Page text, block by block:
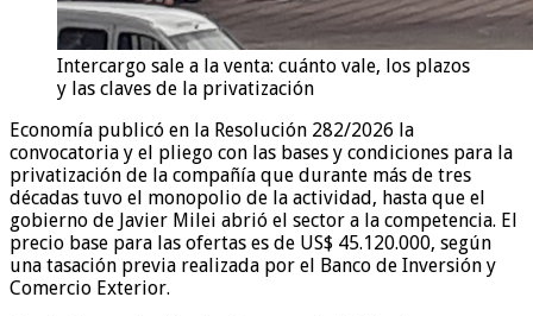
Intercargo sale a la venta: cuánto vale, los plazos
y las claves de la privatización
Economía publicó en la Resolución 282/2026 la
convocatoria y el pliego con las bases y condiciones para la
privatización de la compañía que durante más de tres
décadas tuvo el monopolio de la actividad, hasta que el
gobierno de Javier Milei abrió el sector a la competencia. El
precio base para las ofertas es de US$ 45.120.000, según
una tasación previa realizada por el Banco de Inversión y
Comercio Exterior.